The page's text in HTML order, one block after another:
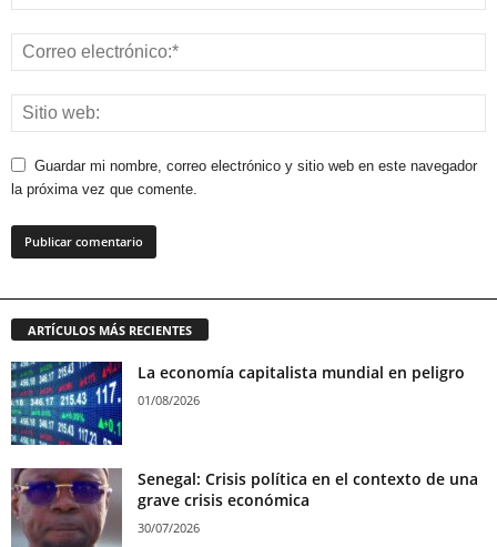
Guardar mi nombre, correo electrónico y sitio web en este navegador
la próxima vez que comente.
ARTÍCULOS MÁS RECIENTES
La economía capitalista mundial en peligro
01/08/2026
Senegal: Crisis política en el contexto de una
grave crisis económica
30/07/2026